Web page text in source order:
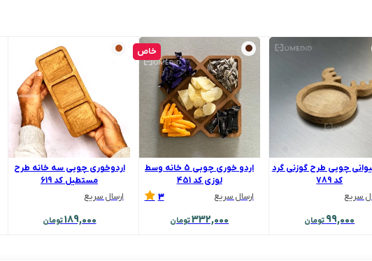
چوبی طرح گوزنی گرد
کد 789
سریع
99,000تومان
خاص
اردو خوری چوبی 5 خانه وسط
لوزی کد 451
ارسال سریع
3
332,000تومان
اردوخوری چوبی سه خانه طرح
مستطیل کد 619
ارسال سریع
189,000تومان